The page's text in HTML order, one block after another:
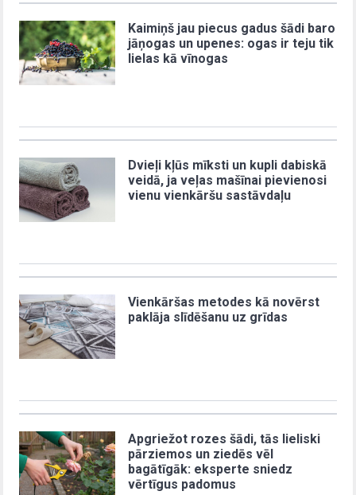
Kaimiņš jau piecus gadus šādi baro
jāņogas un upenes: ogas ir teju tik
lielas kā vīnogas
Dvieļi kļūs mīksti un kupli dabiskā
veidā, ja veļas mašīnai pievienosi
vienu vienkāršu sastāvdaļu
Vienkāršas metodes kā novērst
paklāja slīdēšanu uz grīdas
Apgriežot rozes šādi, tās lieliski
pārziemos un ziedēs vēl
bagātīgāk: eksperte sniedz
vērtīgus padomus